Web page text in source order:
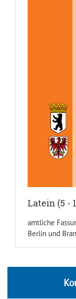
Latein (5 -
amtliche
Berlin und